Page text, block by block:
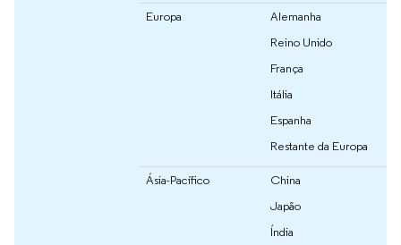
Europa
Alemanha
Reino Unido
França
Itália
Espanha
Restante da Europa
Ásia-Pacífico
China
Japão
Índia